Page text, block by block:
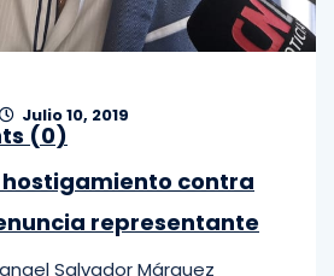
Julio 10, 2019
(0)
contra
representante
Salvador Márquez